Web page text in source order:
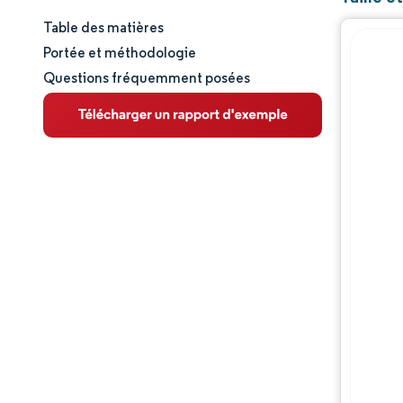
Taille et part de marché
Analyse du marché
Tendances et perspectives
Table des matières
Portée et méthodologie
Questions fréquemment posées